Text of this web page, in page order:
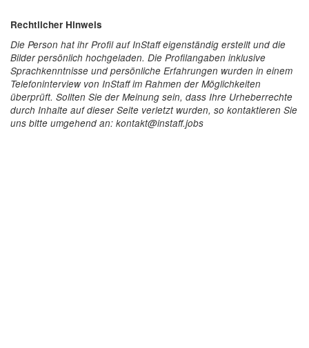
Rechtlicher Hinweis
Die Person hat ihr Profil auf InStaff eigenständig erstellt und die
Bilder persönlich hochgeladen. Die Profilangaben inklusive
Sprachkenntnisse und persönliche Erfahrungen wurden in einem
Telefoninterview von InStaff im Rahmen der Möglichkeiten
überprüft. Sollten Sie der Meinung sein, dass Ihre Urheberrechte
durch Inhalte auf dieser Seite verletzt wurden, so kontaktieren Sie
uns bitte umgehend an: kontakt@instaff.jobs